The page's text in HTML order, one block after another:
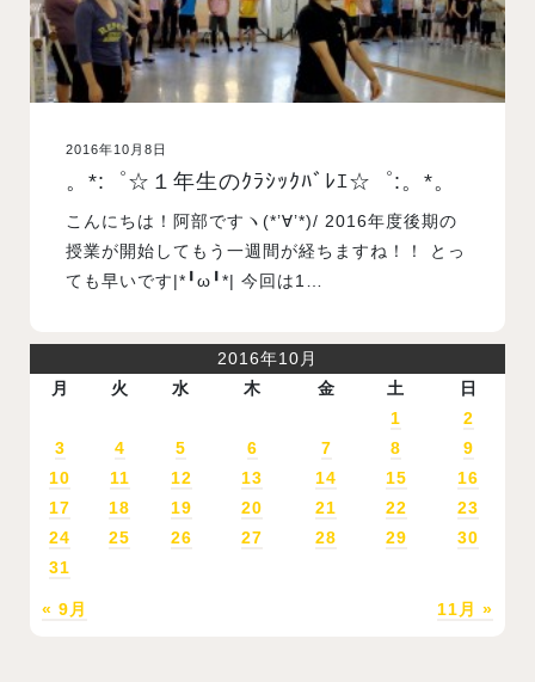
2016年10月8日
。*:゜☆１年生のｸﾗｼｯｸﾊﾞﾚｴ☆゜:。*。
こんにちは！阿部ですヽ(*’∀’*)/ 2016年度後期の
授業が開始してもう一週間が経ちますね！！ とっ
ても早いです|*╹ω╹*| 今回は1…
2016年10月
月
火 水 木 金 土 日
« 9月 11月 »
1
2
3
4 5 6 7 8
9
10
11 12 13 14 15
16
17
18 19 20 21 22
23
24
25 26 27 28 29
30
31